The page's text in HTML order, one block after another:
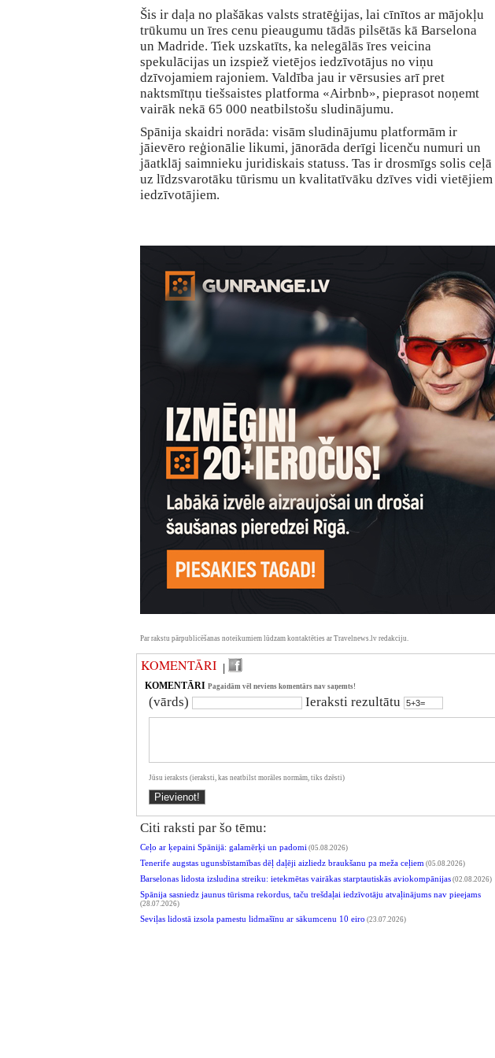
Šis ir daļa no plašākas valsts stratēģijas, lai cīnītos ar mājokļu
trūkumu un īres cenu pieaugumu tādās pilsētās kā Barselona
un Madride. Tiek uzskatīts, ka nelegālās īres veicina
spekulācijas un izspiež vietējos iedzīvotājus no viņu
dzīvojamiem rajoniem. Valdība jau ir vērsusies arī pret
naktsmītņu tiešsaistes platforma «Airbnb», pieprasot noņemt
vairāk nekā 65 000 neatbilstošu sludinājumu.
Spānija skaidri norāda: visām sludinājumu platformām ir
jāievēro reģionālie likumi, jānorāda derīgi licenču numuri un
jāatklāj saimnieku juridiskais statuss. Tas ir drosmīgs solis ceļā
uz līdzsvarotāku tūrismu un kvalitatīvāku dzīves vidi vietējiem
iedzīvotājiem.
Par rakstu pārpublicēšanas noteikumiem lūdzam kontaktēties ar Travelnews.lv redakciju.
KOMENTĀRI |
KOMENTĀRI Pagaidām vēl neviens komentārs nav saņemts!
(vārds) Ieraksti rezultātu
Jūsu ieraksts (ieraksti, kas neatbilst morāles normām, tiks dzēsti)
Citi raksti par šo tēmu:
Ceļo ar ķepaini Spānijā: galamērķi un padomi (05.08.2026)
Tenerife augstas ugunsbīstamības dēļ daļēji aizliedz braukšanu pa meža ceļiem (05.08.2026)
Barselonas lidosta izsludina streiku: ietekmētas vairākas starptautiskās aviokompānijas (02.08.2026)
Spānija sasniedz jaunus tūrisma rekordus, taču trešdaļai iedzīvotāju atvaļinājums nav pieejams
(28.07.2026)
Seviļas lidostā izsola pamestu lidmašīnu ar sākumcenu 10 eiro (23.07.2026)